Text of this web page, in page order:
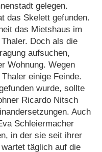
gelegen.
das Skelett gefunden.
das Mietshaus im
Doch als die
aufsuchen,
Wohnung. Wegen
einige Feinde.
wurde, sollte
Ricardo Nitsch
Auch
Schleiermacher
in der sie seit ihrer
täglich auf die